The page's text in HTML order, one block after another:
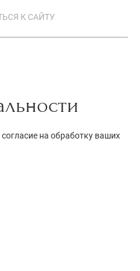
К САЙТУ
на обработку ваших